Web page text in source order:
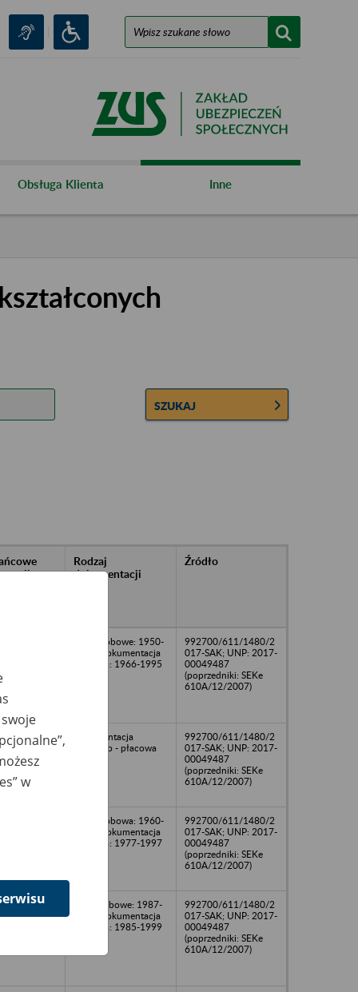
Obsługa Klienta Inne
SZUKAJ
Rodzaj
dokumentacji
Źródło
Akta osobowe: 1950-
1995; dokumentacja
płacowa: 1966-1995
992700/611/1480/2
017-SAK; UNP: 2017-
00049487
(poprzedniki: SEKe
610A/12/2007)
dokumentacja
osobowo - płacowa
992700/611/1480/2
017-SAK; UNP: 2017-
00049487
(poprzedniki: SEKe
610A/12/2007)
Akta osobowa: 1960-
1997; dokumentacja
płacowa: 1977-1997
992700/611/1480/2
017-SAK; UNP: 2017-
00049487
(poprzedniki: SEKe
610A/12/2007)
akta osobowe: 1987-
1997; dokumentacja
płacowa: 1985-1999
992700/611/1480/2
017-SAK; UNP: 2017-
00049487
(poprzedniki: SEKe
610A/12/2007)
w